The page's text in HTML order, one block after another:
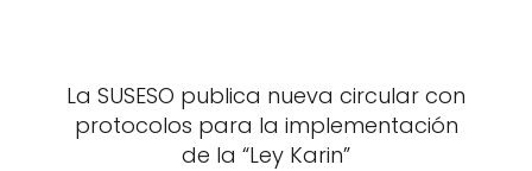
La SUSESO publica nueva circular con
protocolos para la implementación
de la “Ley Karin”